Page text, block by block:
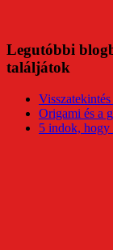
Legutóbbi
találjátok
Origami és a
5 indok, hogy